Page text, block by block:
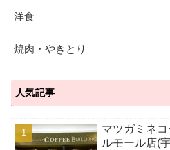
洋食
焼肉・やきとり
人気記事
マツガミネ
ルモール店(